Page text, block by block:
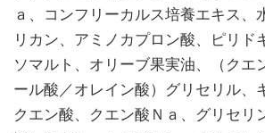
ａ、コンフリーカルス培養エキス、
リカン、アミノカプロン酸、ピリド
ソマルト、オリーブ果実油、（クエ
ール酸／オレイン酸）グリセリル、
クエン酸、クエン酸Ｎａ、グリセリ